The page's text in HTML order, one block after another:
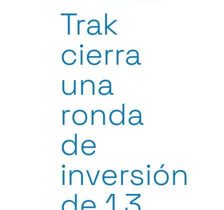
Trak
cierra
una
ronda
de
inversión